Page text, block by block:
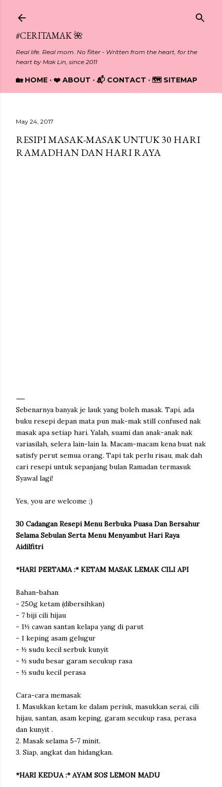
#CERITAMAK 🌺
Real life. Real mom. No filter - Written from the heart, for the
heart by Mak Lin, since 2011
🏡 HOME ❤️ ABOUT 📬 CONTACT 🗺️ SITEMAP
May 24, 2017
RESIPI MASAK-MASAK UNTUK 30 HARI
RAMADHAN DAN HARI RAYA
Sebenarnya banyak je lauk yang boleh masak. Tapi, ada
buku resepi depan mata pun mak-mak still confused nak
masak apa setiap hari. Yalah, suami dan anak-anak nak
variasilah, selera lain-lain la. Macam-macam kena buat nak
satisfy perut semua orang. Tapi tak perlu risau, mak dah
cari resepi untuk sepanjang bulan Ramadan termasuk
Syawal lagi!
Yes, you are welcome ;)
30 Cadangan Resepi Menu Berbuka Puasa Dan Bersahur
Selama Sebulan Serta Menu Menyambut Hari Raya
Aidilfitri
*HARI PERTAMA :* KETAM MASAK LEMAK CILI API
Bahan-bahan
- 250g ketam (dibersihkan)
- 7 biji cili hijau
- 1½ cawan santan kelapa yang di parut
- 1 keping asam gelugur
- ½ sudu kecil serbuk kunyit
- ½ sudu besar garam secukup rasa
- ½ sudu kecil perasa
Cara-cara memasak
1. Masukkan ketam ke dalam periuk, masukkan serai, cili
hijau, santan, asam keping, garam secukup rasa, perasa
dan kunyit .
2. Masak selama 5-7 minit.
3. Siap, angkat dan hidangkan.
*HARI KEDUA :* AYAM SOS LEMON MADU